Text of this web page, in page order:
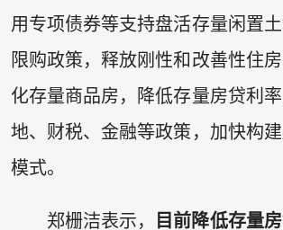
用专项债券等支持盘活存量闲置
限购政策，释放刚性和改善性住
化存量商品房，降低存量房贷利
地、财税、金融等政策，加快构
模式。
郑栅洁表示，
目前降低存量